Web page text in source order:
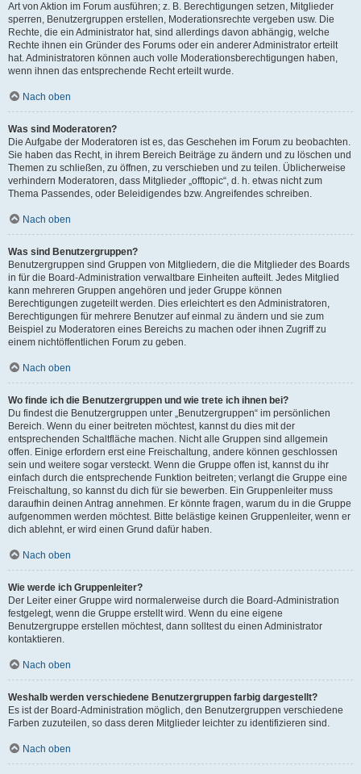
Art von Aktion im Forum ausführen; z. B. Berechtigungen setzen, Mitglieder
sperren, Benutzergruppen erstellen, Moderationsrechte vergeben usw. Die
Rechte, die ein Administrator hat, sind allerdings davon abhängig, welche
Rechte ihnen ein Gründer des Forums oder ein anderer Administrator erteilt
hat. Administratoren können auch volle Moderationsberechtigungen haben,
wenn ihnen das entsprechende Recht erteilt wurde.
Nach oben
Was sind Moderatoren?
Die Aufgabe der Moderatoren ist es, das Geschehen im Forum zu beobachten.
Sie haben das Recht, in ihrem Bereich Beiträge zu ändern und zu löschen und
Themen zu schließen, zu öffnen, zu verschieben und zu teilen. Üblicherweise
verhindern Moderatoren, dass Mitglieder „offtopic“, d. h. etwas nicht zum
Thema Passendes, oder Beleidigendes bzw. Angreifendes schreiben.
Nach oben
Was sind Benutzergruppen?
Benutzergruppen sind Gruppen von Mitgliedern, die die Mitglieder des Boards
in für die Board-Administration verwaltbare Einheiten aufteilt. Jedes Mitglied
kann mehreren Gruppen angehören und jeder Gruppe können
Berechtigungen zugeteilt werden. Dies erleichtert es den Administratoren,
Berechtigungen für mehrere Benutzer auf einmal zu ändern und sie zum
Beispiel zu Moderatoren eines Bereichs zu machen oder ihnen Zugriff zu
einem nichtöffentlichen Forum zu geben.
Nach oben
Wo finde ich die Benutzergruppen und wie trete ich ihnen bei?
Du findest die Benutzergruppen unter „Benutzergruppen“ im persönlichen
Bereich. Wenn du einer beitreten möchtest, kannst du dies mit der
entsprechenden Schaltfläche machen. Nicht alle Gruppen sind allgemein
offen. Einige erfordern erst eine Freischaltung, andere können geschlossen
sein und weitere sogar versteckt. Wenn die Gruppe offen ist, kannst du ihr
einfach durch die entsprechende Funktion beitreten; verlangt die Gruppe eine
Freischaltung, so kannst du dich für sie bewerben. Ein Gruppenleiter muss
daraufhin deinen Antrag annehmen. Er könnte fragen, warum du in die Gruppe
aufgenommen werden möchtest. Bitte belästige keinen Gruppenleiter, wenn er
dich ablehnt, er wird einen Grund dafür haben.
Nach oben
Wie werde ich Gruppenleiter?
Der Leiter einer Gruppe wird normalerweise durch die Board-Administration
festgelegt, wenn die Gruppe erstellt wird. Wenn du eine eigene
Benutzergruppe erstellen möchtest, dann solltest du einen Administrator
kontaktieren.
Nach oben
Weshalb werden verschiedene Benutzergruppen farbig dargestellt?
Es ist der Board-Administration möglich, den Benutzergruppen verschiedene
Farben zuzuteilen, so dass deren Mitglieder leichter zu identifizieren sind.
Nach oben